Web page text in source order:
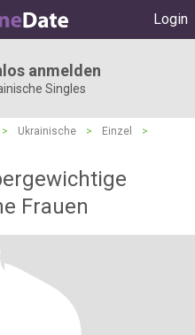
Login
anmelden
Singles
> Ukrainische > Einzel
>
Frauen